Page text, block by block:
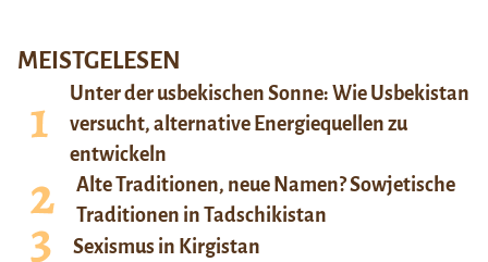
MEISTGELESEN
Unter der usbekischen Sonne: Wie Usbekistan
versucht, alternative Energiequellen zu
entwickeln
Alte Traditionen, neue Namen? Sowjetische
Traditionen in Tadschikistan
Sexismus in Kirgistan